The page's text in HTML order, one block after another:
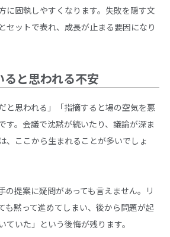
に固執しやすくなります。失敗を隠す文
セットで表れ、成長が止まる要因になり
と思われる不安
と思われる」「指摘すると場の空気を悪
す。会議で沈黙が続いたり、議論が深ま
、ここから生まれることが多いでしょ
の提案に疑問があっても言えません。リ
も黙って進めてしまい、後から問題が起
ていた」という後悔が残ります。